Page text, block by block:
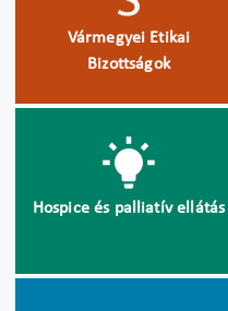
Vármegyei Etikai
Bizottságok
Hospice és palliatív ellátás